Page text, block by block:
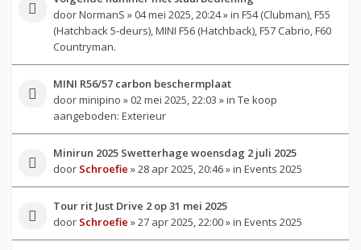
doorNormanS » 04 mei 2025, 20:24 » in F54 (Clubman), F55
(Hatchback 5-deurs), MINI F56 (Hatchback), F57 Cabrio, F60
Countryman.
MINI R56/57 carbon beschermplaat
doorminipino » 02 mei 2025, 22:03 » in Te koop
aangeboden: Exterieur
Minirun 2025 Swetterhage woensdag 2 juli 2025
door Schroefie » 28 apr 2025, 20:46 » in Events 2025
Tour rit Just Drive 2 op 31 mei 2025
door Schroefie » 27 apr 2025, 22:00 » in Events 2025